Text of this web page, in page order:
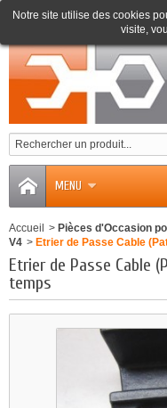
MENU
Notre site utilise des cookies
visite,
Accueil > Pièces d'Occasion
V4 > Etrier de Passe Cable
Etrier de Passe Cable
temps